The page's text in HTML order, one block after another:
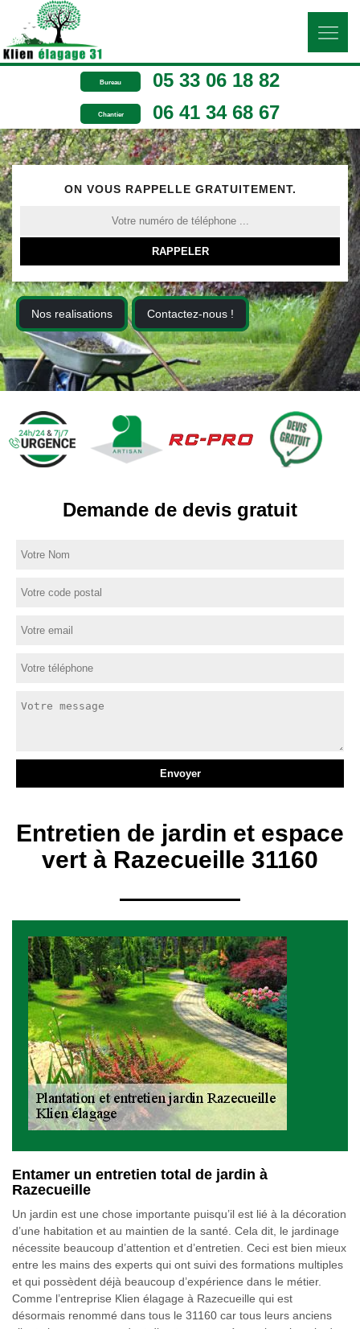
Bureau 05 33 06 18 82
Chantier 06 41 34 68 67
ON VOUS RAPPELLE GRATUITEMENT.
Nos realisations Contactez-nous !
Demande de devis gratuit
Entretien de jardin et espace
vert à Razecueille 31160
Entamer un entretien total de jardin à
Razecueille
Un jardin est une chose importante puisqu’il est lié à la décoration
d’une habitation et au maintien de la santé. Cela dit, le jardinage
nécessite beaucoup d’attention et d’entretien. Ceci est bien mieux
entre les mains des experts qui ont suivi des formations multiples
et qui possèdent déjà beaucoup d’expérience dans le métier.
Comme l’entreprise Klien élagage à Razecueille qui est
désormais renommé dans tous le 31160 car tous leurs anciens